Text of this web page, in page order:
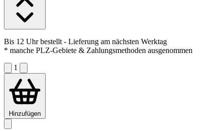
Bis 12 Uhr bestellt- Lieferung am nächsten Werktag
* manche PLZ-Gebiete & Zahlungsmethoden ausgenommen
1
Hinzufügen